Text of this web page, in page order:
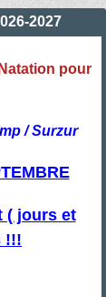
2027
pour
/ Surzur
( jours et
!!!